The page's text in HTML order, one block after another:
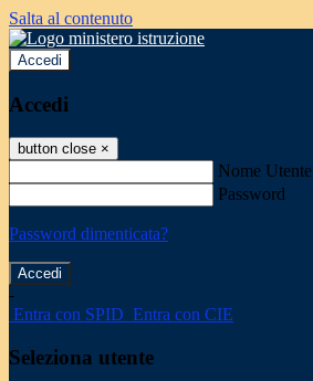
Salta al contenuto
Accedi
Accedi
button close ×
Nome Utente
Password
Password dimenticata?
-
Entra con SPID Entra con CIE
Seleziona utente